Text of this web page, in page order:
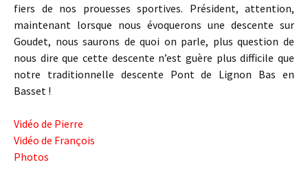
fiers de nos prouesses sportives. Président, attention,
maintenant lorsque nous évoquerons une descente sur
Goudet, nous saurons de quoi on parle, plus question de
nous dire que cette descente n’est guère plus difficile que
notre traditionnelle descente Pont de Lignon Bas en
Basset !
Vidéo de Pierre
Vidéo de François
Photos